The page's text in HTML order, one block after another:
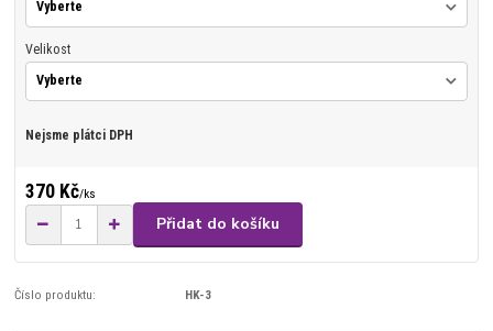
Velikost
Nejsme plátci DPH
370 Kč/ks
Přidat do košíku
Číslo produktu: HK-3